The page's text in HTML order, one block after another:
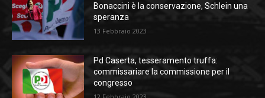
Bonaccini è la conservazione, Schlein una
speranza
13 Febbraio 2023
Pd Caserta, tesseramento truffa:
commissariare la commissione per il
congresso